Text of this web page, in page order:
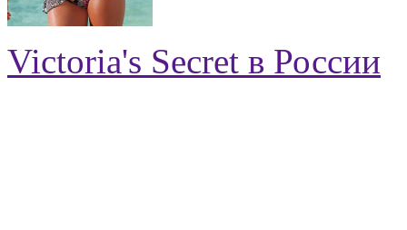
Victoria's Secret в России